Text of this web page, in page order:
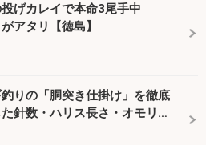
投げカレイで本命3尾手中
アタリ【徳島】
りの「胴突き仕掛け」を徹底
針数・ハリス長さ・オモリ